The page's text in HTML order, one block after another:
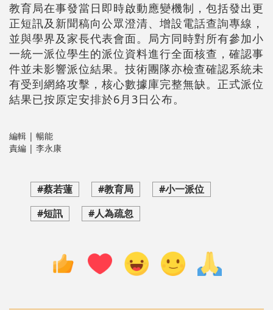
教育局在事發當日即時啟動應變機制，包括發出更
正短訊及新聞稿向公眾澄清、增設電話查詢專線，
並與學界及家長代表會面。局方同時對所有參加小
一統一派位學生的派位資料進行全面核查，確認事
件並未影響派位結果。技術團隊亦檢查確認系統未
有受到網絡攻擊，核心數據庫完整無缺。正式派位
結果已按原定安排於6月3日公布。
編輯 | 暢能
責編 | 李永康
#蔡若蓮 #教育局
#小一派位
#短訊
#人為疏忽